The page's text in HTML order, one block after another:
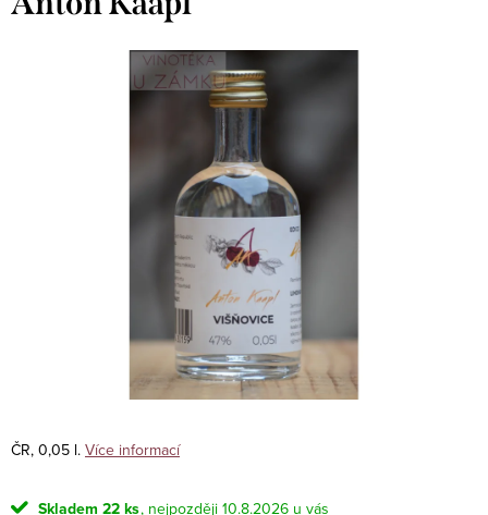
ČR, 0,05 l. Více informací
Skladem 22 ks 10.8.2026